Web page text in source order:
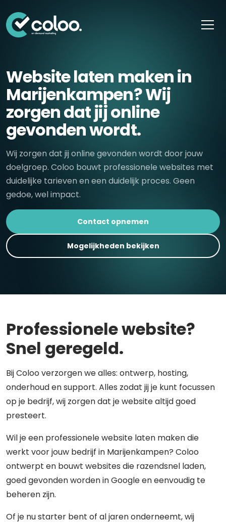
Website laten maken in
Marijenkampen? Wij
zorgen dat jij online
gevonden wordt.
Wij zorgen dat jij online gevonden wordt door jouw
doelgroep. Coloo bouwt professionele websites met
duidelijke tarieven en een duidelijk proces. Geen
gedoe, wel impact.
Contact opnemen
Mogelijkheden bekijken
Professionele website?
Snel geregeld.
Bij Coloo verzorgen we alles: ontwerp, hosting,
onderhoud en support. Alles zodat jij je kunt focussen
op je bedrijf, wij zorgen dat je website altijd goed
presteert.
Wil je een professionele website laten maken die
werkt voor jouw bedrijf in Marijenkampen? Coloo
ontwerpt en bouwt websites die razendsnel laden,
goed gevonden worden in Google en eenvoudig te
beheren zijn.
Of je nu starter bent of al jaren onderneemt, wij